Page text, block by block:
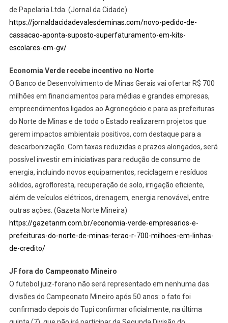
de Papelaria Ltda. (Jornal da Cidade)
https://jornaldacidadevalesdeminas.com/novo-pedido-de-
cassacao-aponta-suposto-superfaturamento-em-kits-
escolares-em-gv/
Economia Verde recebe incentivo no Norte
O Banco de Desenvolvimento de Minas Gerais vai ofertar R$ 700
milhões em financiamentos para médias e grandes empresas,
empreendimentos ligados ao Agronegócio e para as prefeituras
do Norte de Minas e de todo o Estado realizarem projetos que
gerem impactos ambientais positivos, com destaque para a
descarbonização. Com taxas reduzidas e prazos alongados, será
possível investir em iniciativas para redução de consumo de
energia, incluindo novos equipamentos, reciclagem e resíduos
sólidos, agrofloresta, recuperação de solo, irrigação eficiente,
além de veículos elétricos, drenagem, energia renovável, entre
outras ações. (Gazeta Norte Mineira)
https://gazetanm.com.br/economia-verde-empresarios-e-
prefeituras-do-norte-de-minas-terao-r-700-milhoes-em-linhas-
de-credito/
JF fora do Campeonato Mineiro
O futebol juiz-forano não será representado em nenhuma das
divisões do Campeonato Mineiro após 50 anos: o fato foi
confirmado depois do Tupi confirmar oficialmente, na última